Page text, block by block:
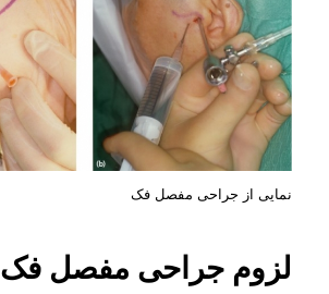
نمایی از جراحی مفصل فک
لزوم جراحی مفصل فک